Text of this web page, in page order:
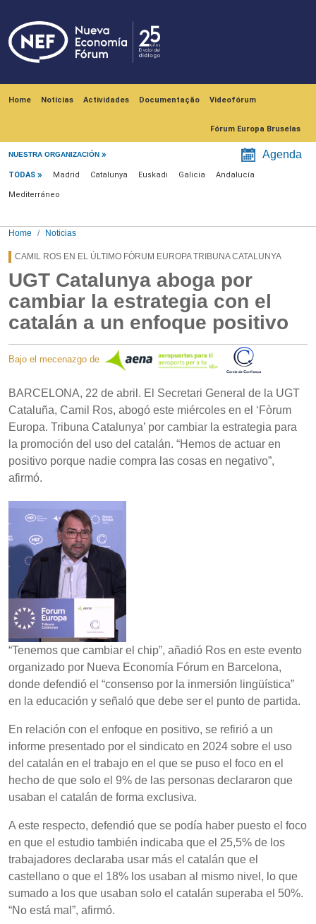
Home Notícias Actividades Documentação Videofórum
Fórum Europa Bruselas
NUESTRA ORGANIZACIÓN Agenda
Menú noticias
TODAS Madrid Catalunya Euskadi Galicia Andalucía
Mediterráneo
Home Noticias
CAMIL ROS EN EL ÚLTIMO FÒRUM EUROPA TRIBUNA CATALUNYA
UGT Catalunya aboga por
cambiar la estrategia con el
catalán a un enfoque positivo
Bajo el mecenazgo de
BARCELONA, 22 de abril. El Secretari General de la UGT
Cataluña, Camil Ros, abogó este miércoles en el ‘Fòrum
Europa. Tribuna Catalunya’ por cambiar la estrategia para
la promoción del uso del catalán. “Hemos de actuar en
positivo porque nadie compra las cosas en negativo”,
afirmó.
“Tenemos que cambiar el chip”, añadió Ros en este evento
organizado por Nueva Economía Fórum en Barcelona,
donde defendió el “consenso por la inmersión lingüística”
en la educación y señaló que debe ser el punto de partida.
En relación con el enfoque en positivo, se refirió a un
informe presentado por el sindicato en 2024 sobre el uso
del catalán en el trabajo en el que se puso el foco en el
hecho de que solo el 9% de las personas declararon que
usaban el catalán de forma exclusiva.
A este respecto, defendió que se podía haber puesto el foco
en que el estudio también indicaba que el 25,5% de los
trabajadores declaraba usar más el catalán que el
castellano o que el 18% los usaban al mismo nivel, lo que
sumado a los que usaban solo el catalán superaba el 50%.
“No está mal”, afirmó.